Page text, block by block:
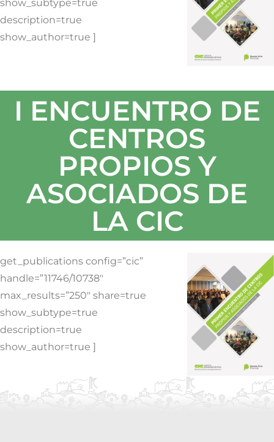
show_subtype=true
description=true
show_author=true ]
I ENCUENTRO DE
CENTROS
PROPIOS Y
ASOCIADOS DE
LA CIC
get_publications config=”cic”
handle=”11746/10738″
max_results=”250″ share=true
show_subtype=true
description=true
show_author=true ]